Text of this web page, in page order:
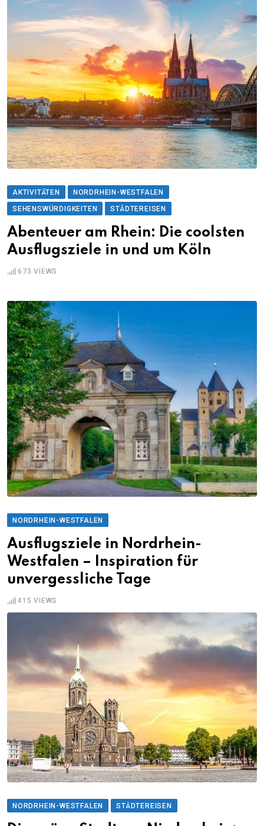
AKTIVITÄTEN
NORDRHEIN-WESTFALEN
SEHENSWÜRDIGKEITEN
STÄDTEREISEN
Abenteuer am Rhein: Die coolsten
Ausflugsziele in und um Köln
673 VIEWS
NORDRHEIN-WESTFALEN
Ausflugsziele in Nordrhein-
Westfalen – Inspiration für
unvergessliche Tage
415 VIEWS
NORDRHEIN-WESTFALEN STÄDTEREISEN